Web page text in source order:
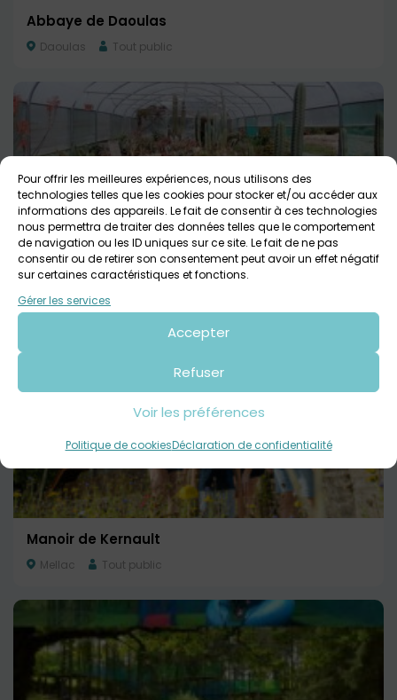
Pour offrir les meilleures expériences, nous utilisons des
technologies telles que les cookies pour stocker et/ou accéder aux
informations des appareils. Le fait de consentir à ces technologies
nous permettra de traiter des données telles que le comportement
de navigation ou les ID uniques sur ce site. Le fait de ne pas
consentir ou de retirer son consentement peut avoir un effet négatif
sur certaines caractéristiques et fonctions.
Gérer les services
Accepter
Refuser
Voir les préférences
Politique de cookiesDéclaration de confidentialité
Abbaye de Daoulas
Daoulas Tout public
Jardin Exotique & Botanique de Roscoff
Roscoff Tout public
Manoir de Kernault
Mellac Tout public